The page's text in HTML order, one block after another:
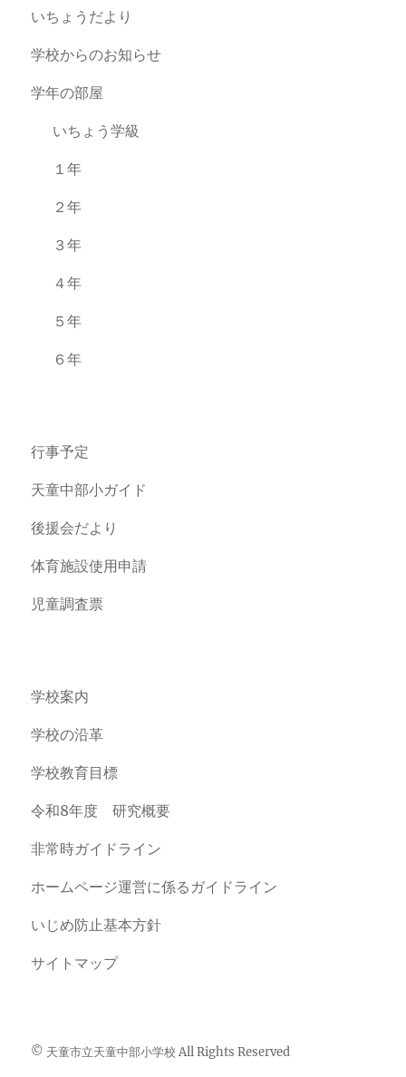
いちょうだより
学校からのお知らせ
学年の部屋
いちょう学級
１年
２年
３年
４年
５年
６年
行事予定
天童中部小ガイド
後援会だより
体育施設使用申請
児童調査票
学校案内
学校の沿革
学校教育目標
令和8年度 研究概要
非常時ガイドライン
ホームページ運営に係るガイドライン
いじめ防止基本方針
サイトマップ
© 天童市立天童中部小学校 All Rights Reserved